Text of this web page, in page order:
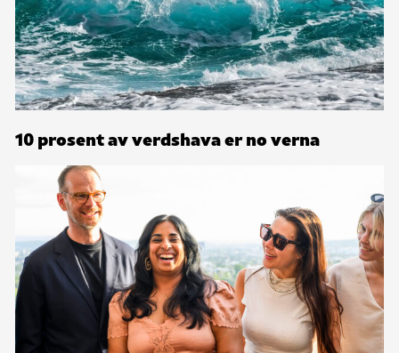
10 prosent av verdshava er no verna